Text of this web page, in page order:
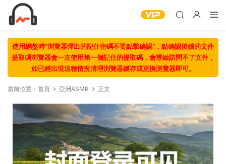
使用網盤時“浏覽器彈出的記住密碼不要點擊确認“，點确認後續的文件
提取碼浏覽器會一直使用第一個記住的提取碼，會導緻訪問不了文件，
如已經出現這種情況清理浏覽器緩存或更換浏覽器即可。
當前位置： 首頁 亞洲ASMR 正文